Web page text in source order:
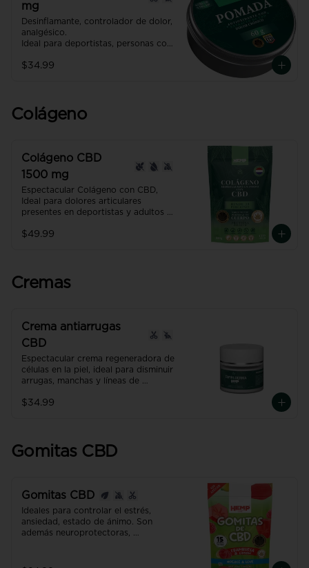
mg
Desinflamante, controlador de dolor,
analgésico.
Ideal para deportistas, personas con
Producto con NANO TECNOLOGÍA,
$34.99
Colágeno
Colágeno CBD
1500 mg
Espectacular Colágeno con CBD,
Ideal para dolores articulares
presentes en deportistas y adultos
Recuperación muscular hasta un
articulaciones y la salud digestiva.
$49.99
Cremas
Crema antiarrugas
CBD
Espectacular crema regeneradora de
células en la piel, ideal para disminuir
arrugas, manchas y líneas de
uso diario que mejora visiblemente la
$34.99
Gomitas CBD
Gomitas CBD
Ideales para controlar el estrés,
ansiedad, estado de ánimo. Son
además neuroprotectoras,
Producto con NANO TECNOLOGÍA,